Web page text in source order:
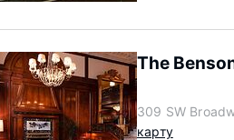
The
309 SW
карту